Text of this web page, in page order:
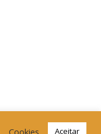
Cookies Aceitar